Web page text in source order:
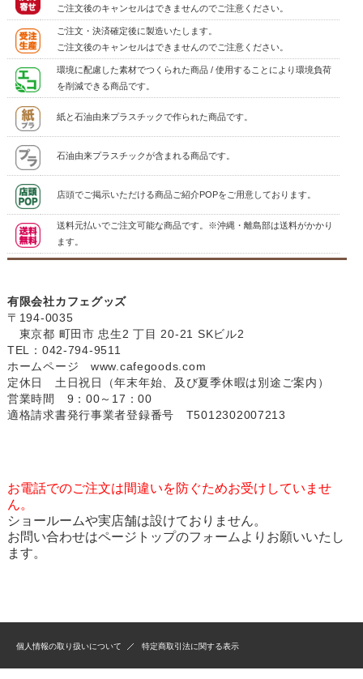
ご注文後のキャンセルはできませんのでご注意ください。
ご注文・決済確定後に製造いたします。
ご注文後のキャンセルはできませんのでご注意ください。
環境に配慮した素材でつくられた商品 / 使用することにより環境負荷
を削減できる商品です。
紙と石油由来プラスチックで作られた商品です。
石油由来プラスチックが含まれる商品です。
店頭でご掲示いただける商品ご紹介POPをご用意しております。
送料元払いでご注文可能な商品です。※沖縄・離島部は送料がかかり
ます。
有限会社カフェグッズ
〒194-0035
東京都 町田市 忠生2 丁目 20-21 SKビル2
TEL：042-794-9511
ホームページ www.cafegoods.com
定休日 土日祝日（年末年始、及び夏季休暇は別途ご案内）
営業時間 9：00～17：00
適格請求書発行事業者登録番号 T5012302007213
お電話でのご注文は間違いを防ぐためお受けしていませ
ん。
ショールームや実店舗は設けておりません。
お問い合わせはページトップのフォームよりお願いいたし
ます。
個人情報の取り扱いについて 特定商取引法に関する表示